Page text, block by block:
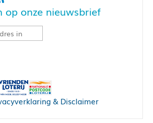
op onze nieuwsbrief
& Disclaimer